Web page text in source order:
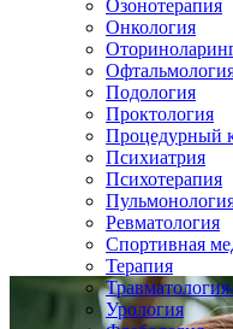
Озонотерапия
Онкология
Подология
Проктология
Процедурный
Психиатрия
Психотерапия
Ревматология
Спортивная
Терапия
Урология